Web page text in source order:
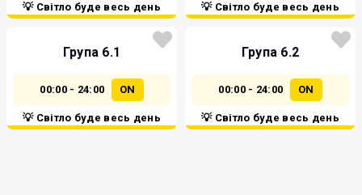
💡 Світло буде весь день 💡 Світло буде весь день
Група 6.1
00:00 - 24:00 ON
💡 Світло буде весь день
Група 6.2
00:00 - 24:00 ON
💡 Світло буде весь день